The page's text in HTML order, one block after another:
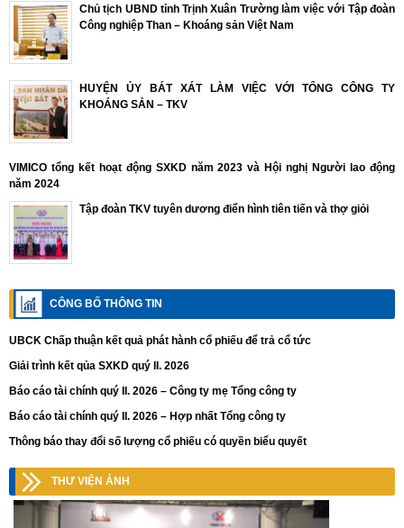
Chủ tịch UBND tỉnh Trịnh Xuân Trường làm việc với Tập đoàn
Công nghiệp Than – Khoáng sản Việt Nam
HUYỆN ỦY BÁT XÁT LÀM VIỆC VỚI TỔNG CÔNG TY
KHOÁNG SẢN – TKV
VIMICO tổng kết hoạt động SXKD năm 2023 và Hội nghị Người lao động
năm 2024
Tập đoàn TKV tuyên dương điển hình tiên tiến và thợ giỏi
CÔNG BỐ THÔNG TIN
UBCK Chấp thuận kết quả phát hành cổ phiếu để trả cổ tức
Giải trình kết qủa SXKD quý II. 2026
Báo cáo tài chính quý II. 2026 – Công ty mẹ Tổng công ty
Báo cáo tài chính quý II. 2026 – Hợp nhất Tổng công ty
Thông báo thay đổi số lượng cổ phiếu có quyền biểu quyết
THƯ VIỆN ẢNH